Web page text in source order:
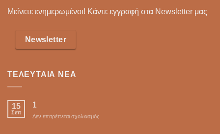
Μείνετε ενημερωμένοι! Κάντε εγγραφή στα Newsletter μας
Newsletter
ΤΕΛΕΥΤΑΊΑ ΝΈΑ
15
Σεπ
1
Δεν επιτρέπεται σχολιασμόςστο